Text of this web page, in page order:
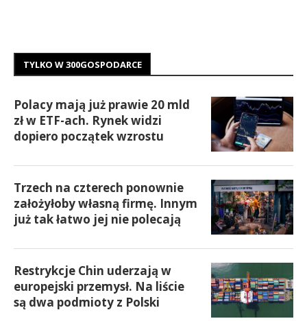
TYLKO W 300GOSPODARCE
Polacy mają już prawie 20 mld
zł w ETF-ach. Rynek widzi
dopiero początek wzrostu
Trzech na czterech ponownie
założyłoby własną firmę. Innym
już tak łatwo jej nie polecają
Restrykcje Chin uderzają w
europejski przemysł. Na liście
są dwa podmioty z Polski